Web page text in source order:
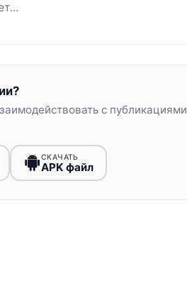
с публикациями
СКАЧАТЬ
APK файл